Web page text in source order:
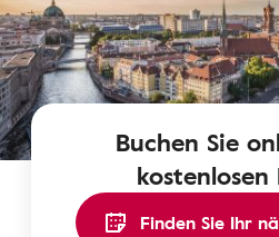
Buchen Sie
Finden Sie Ihr